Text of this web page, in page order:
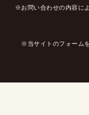
※お問い合わせの内容に
※当サイトのフォーム